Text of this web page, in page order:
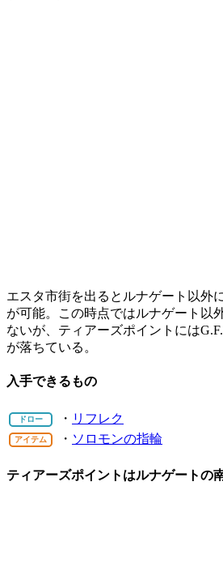
エスタ市街を出るとルナゲート以外
が可能。この時点ではルナゲート以
ないが、ティアーズポイントには
が落ちている。
入手できるもの
ドロー ・ リフレク
アイテム ・ ソロモンの指輪
ティアーズポイントはルナゲートの